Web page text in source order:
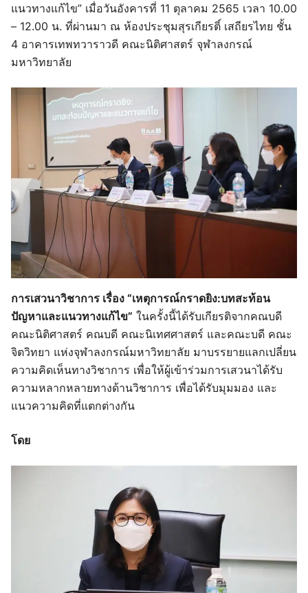
แนวทางแก้ไข” เมื่อวันอังคารที่ 11 ตุลาคม 2565 เวลา 10.00
– 12.00 น. ที่ผ่านมา ณ ห้องประชุมสุรเกียรติ์ เสถียรไทย ชั้น
4 อาคารเทพทวาราวดี คณะนิติศาสตร์ จุฬาลงกรณ์
มหาวิทยาลัย
การเสวนาวิชาการ เรื่อง “เหตุการณ์กราดยิง:บทสะท้อน
ปัญหาและแนวทางแก้ไข” ในครั้งนี้ได้รับเกียรติจากคณบดี
คณะนิติศาสตร์ คณบดี คณะนิเทศศาสตร์ และคณะบดี คณะ
จิตวิทยา แห่งจุฬาลงกรณ์มหาวิทยาลัย มาบรรยายแลกเปลี่ยน
ความคิดเห็นทางวิชาการ เพื่อให้ผู้เข้าร่วมการเสวนาได้รับ
ความหลากหลายทางด้านวิชาการ เพื่อได้รับมุมมอง และ
แนวความคิดที่แตกต่างกัน
โดย